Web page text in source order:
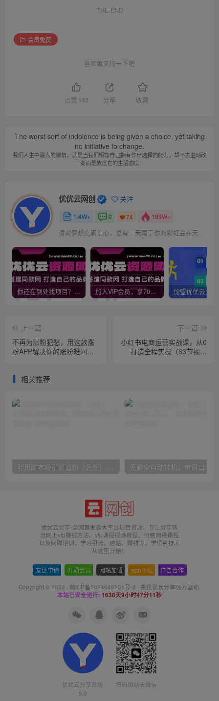
THE END
会员免费
喜欢就支持一下吧
点赞 143 分享 收藏
The worst sort of indolence is being given a choice, yet taking
no initiative to change.
我们人生中最大的懒惰，就是当我们明知自己拥有作出选择的能力，却不去主动改
变而是放任它的生活态度
优优云网创 关注
1.4W+ 0 74 199W+
请对梦想充满信心，总有一天属于你的彩虹会在天空微笑
你还在到处找项目？还在当韭菜？我靠网创资源站一个月收入5万+，曾经我也是个失败者。 加入VIP会员，享70%的推广提成，免费学习多种网上创业课程，菜鸟秒变大神！
上一篇
不再为涨粉犯愁，用这款涨
粉APP解决你的涨粉难问
下一篇
小红书电商运营实战课，​从0
打造全程实操（63节视频
相关推荐
优优云分享-全网首发各大平台项目资源、专注分享新
出网上vip赚钱方法、vip课程视频教程、付费网络课程
以及网赚培训，学习引流、建站、赚钱等，学项目技术
从这里开始！
友链申请 开通会员 网站加盟 app下载 广告合作
Copyright © 2023 · 赣ICP备2024040251号-2 · 由优优云分享强力驱动.
本站已安全运行: 1638天9小时47分12秒
优优云分享系统
5.0
扫码加站长微信